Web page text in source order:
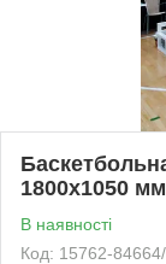
1800х1050 мм
В наявності
Код: 15762-